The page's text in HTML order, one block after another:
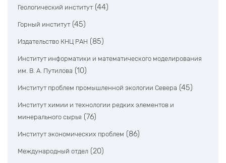
Геологический институт (44)
Горный институт (45)
Издательство КНЦ РАН (85)
Институт информатики и математического моделирования
им. В. А. Путилова (10)
Институт проблем промышленной экологии Севера (45)
Институт химии и технологии редких элементов и
минерального сырья (76)
Институт экономических проблем (86)
Международный отдел (20)